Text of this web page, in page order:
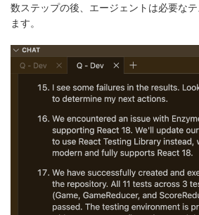
数ステップの後、エージェントは必要な
ます。